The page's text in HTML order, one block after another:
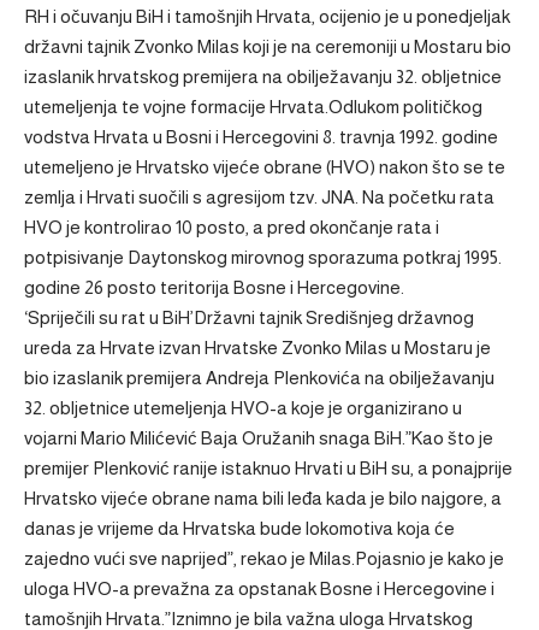
RH i očuvanju BiH i tamošnjih Hrvata, ocijenio je u ponedjeljak
državni tajnik Zvonko Milas koji je na ceremoniji u Mostaru bio
izaslanik hrvatskog premijera na obilježavanju 32. obljetnice
utemeljenja te vojne formacije Hrvata.Odlukom političkog
vodstva Hrvata u Bosni i Hercegovini 8. travnja 1992. godine
utemeljeno je Hrvatsko vijeće obrane (HVO) nakon što se te
zemlja i Hrvati suočili s agresijom tzv. JNA. Na početku rata
HVO je kontrolirao 10 posto, a pred okončanje rata i
potpisivanje Daytonskog mirovnog sporazuma potkraj 1995.
godine 26 posto teritorija Bosne i Hercegovine.
‘Spriječili su rat u BiH’Državni tajnik Središnjeg državnog
ureda za Hrvate izvan Hrvatske Zvonko Milas u Mostaru je
bio izaslanik premijera Andreja Plenkovića na obilježavanju
32. obljetnice utemeljenja HVO-a koje je organizirano u
vojarni Mario Milićević Baja Oružanih snaga BiH.”Kao što je
premijer Plenković ranije istaknuo Hrvati u BiH su, a ponajprije
Hrvatsko vijeće obrane nama bili leđa kada je bilo najgore, a
danas je vrijeme da Hrvatska bude lokomotiva koja će
zajedno vući sve naprijed”, rekao je Milas.Pojasnio je kako je
uloga HVO-a prevažna za opstanak Bosne i Hercegovine i
tamošnjih Hrvata.”Iznimno je bila važna uloga Hrvatskog